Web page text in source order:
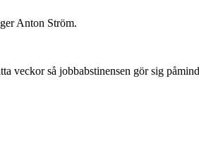
Anton Ström.
veckor så jobbabstinensen gör sig